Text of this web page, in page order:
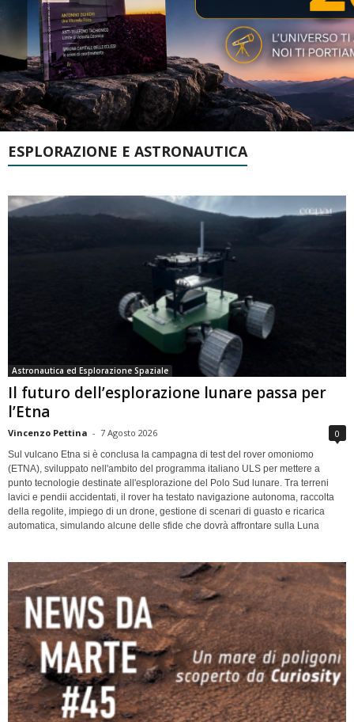
ESPLORAZIONE E ASTRONAUTICA
Astronautica ed Esplorazione Spaziale
Il futuro dell’esplorazione lunare passa per
l’Etna
Vincenzo Pettina - 7 Agosto 2026 0
Sul vulcano Etna si è conclusa la campagna di test del rover omoniomo
(ETNA), sviluppato nell'ambito del programma italiano ULS per mettere a
punto tecnologie destinate all'esplorazione del Polo Sud lunare. Tra terreni
lavici e pendii accidentati, il rover ha testato navigazione autonoma, raccolta
della regolite, impiego di un drone, gestione di scenari di guasto e ricarica
automatica, simulando alcune delle sfide che dovrà affrontare sulla Luna